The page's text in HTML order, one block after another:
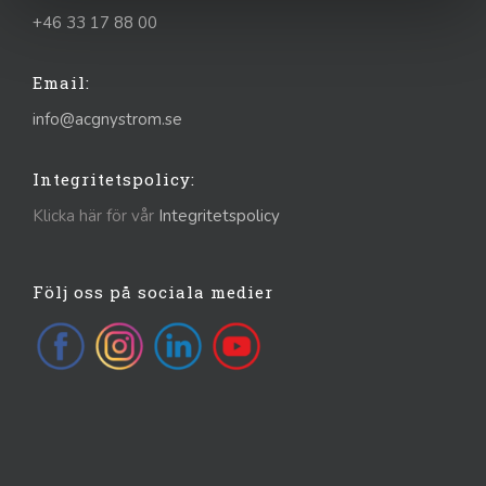
+46 33 17 88 00
Email:
info@acgnystrom.se
Integritetspolicy:
Klicka här för vår Integritetspolicy
Följ oss på sociala medier